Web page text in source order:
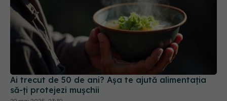
Ai trecut de 50 de ani? Așa te ajută alimentația
să-ți protejezi mușchii
29 mai 2025, 23:39